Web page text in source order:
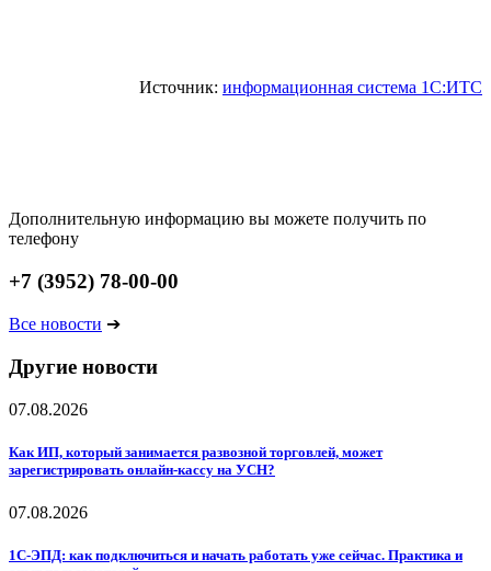
Источник: информационная система 1С:ИТС
Дополнительную информацию вы можете получить по
телефону
+7 (3952) 78-00-00
Все новости ➔
Другие новости
07.08.2026
Как ИП, который занимается развозной торговлей, может
зарегистрировать онлайн-кассу на УСН?
07.08.2026
1С-ЭПД: как подключиться и начать работать уже сейчас. Практика и